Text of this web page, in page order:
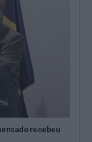
recebeu